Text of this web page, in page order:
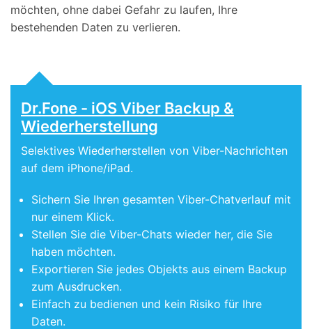
möchten, ohne dabei Gefahr zu laufen, Ihre
bestehenden Daten zu verlieren.
Dr.Fone - iOS Viber Backup &
Wiederherstellung
Selektives Wiederherstellen von Viber-Nachrichten
auf dem iPhone/iPad.
Sichern Sie Ihren gesamten Viber-Chatverlauf mit
nur einem Klick.
Stellen Sie die Viber-Chats wieder her, die Sie
haben möchten.
Exportieren Sie jedes Objekts aus einem Backup
zum Ausdrucken.
Einfach zu bedienen und kein Risiko für Ihre
Daten.